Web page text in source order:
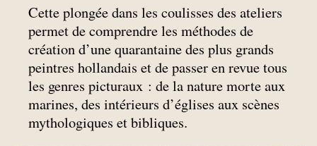
Cette plongée dans les coulisses des ateliers
permet de comprendre les méthodes de
création d’une quarantaine des plus grands
peintres hollandais et de passer en revue tous
les genres picturaux : de la nature morte aux
marines, des intérieurs d’églises aux scènes
mythologiques et bibliques.